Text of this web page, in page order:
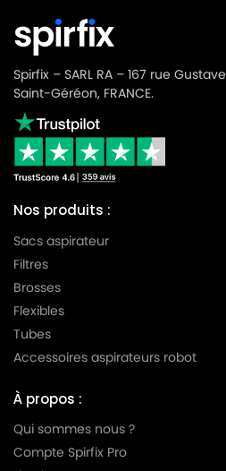
Spirfix – SARL RA – 167 rue
Saint-Géréon, FRANCE.
Nos produits :
Sacs aspirateur
Filtres
Brosses
Flexibles
Tubes
Accessoires aspirateurs robot
À propos :
Qui sommes nous ?
Compte Spirfix Pro